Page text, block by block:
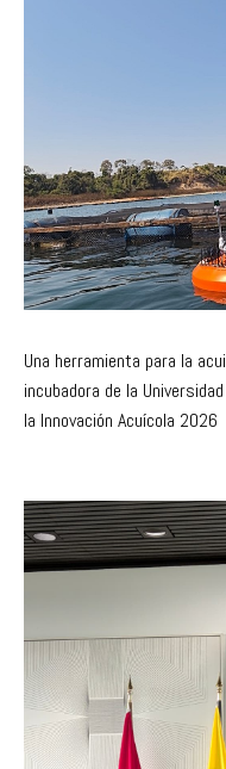
Una herramienta para la
incubadora de la